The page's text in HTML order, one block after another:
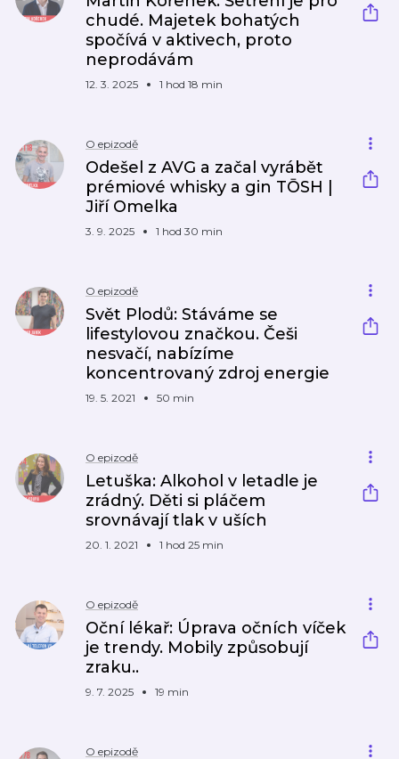
chudé. Majetek bohatých
spočívá v aktivech, proto
neprodávám
12. 3. 2025 1 hod 18 min
O epizodě
Odešel z AVG a začal vyrábět
prémiové whisky a gin TŌSH |
Jiří Omelka
3. 9. 2025 1 hod 30 min
O epizodě
Svět Plodů: Stáváme se
lifestylovou značkou. Češi
nesvačí, nabízíme
koncentrovaný zdroj energie
19. 5. 2021 50 min
O epizodě
Letuška: Alkohol v letadle je
zrádný. Děti si pláčem
srovnávají tlak v uších
20. 1. 2021 1 hod 25 min
O epizodě
Oční lékař: Úprava očních víček
je trendy. Mobily způsobují
zraku..
9. 7. 2025 19 min
O epizodě